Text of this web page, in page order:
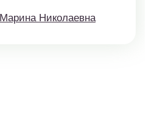
Николаевна